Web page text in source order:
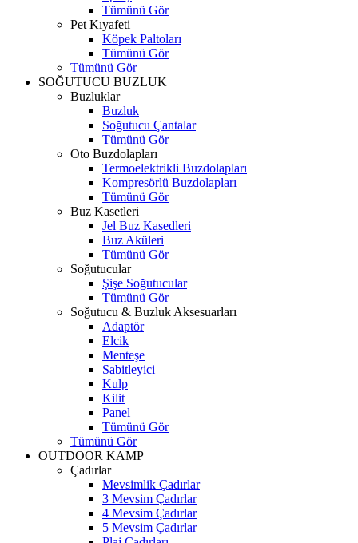
Tümünü Gör
Pet Kıyafeti
Köpek Paltoları
Tümünü Gör
Tümünü Gör
SOĞUTUCU BUZLUK
Buzluklar
Buzluk
Soğutucu Çantalar
Tümünü Gör
Oto Buzdolapları
Termoelektrikli Buzdolapları
Kompresörlü Buzdolapları
Tümünü Gör
Buz Kasetleri
Jel Buz Kasedleri
Buz Aküleri
Tümünü Gör
Soğutucular
Şişe Soğutucular
Tümünü Gör
Soğutucu & Buzluk Aksesuarları
Adaptör
Elcik
Menteşe
Sabitleyici
Kulp
Kilit
Panel
Tümünü Gör
Tümünü Gör
OUTDOOR KAMP
Çadırlar
Mevsimlik Çadırlar
3 Mevsim Çadırlar
4 Mevsim Çadırlar
5 Mevsim Çadırlar